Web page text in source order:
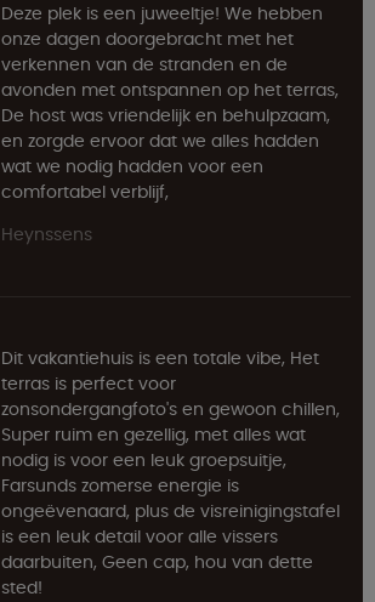
Deze plek is een juweeltje! We hebben
onze dagen doorgebracht met het
verkennen van de stranden en de
avonden met ontspannen op het terras,
De host was vriendelijk en behulpzaam,
en zorgde ervoor dat we alles hadden
wat we nodig hadden voor een
comfortabel verblijf,
Heynssens
Dit vakantiehuis is een totale vibe, Het
terras is perfect voor
zonsondergangfoto's en gewoon chillen,
Super ruim en gezellig, met alles wat
nodig is voor een leuk groepsuitje,
Farsunds zomerse energie is
ongeëvenaard, plus de visreinigingstafel
is een leuk detail voor alle vissers
daarbuiten, Geen cap, hou van dette
sted!